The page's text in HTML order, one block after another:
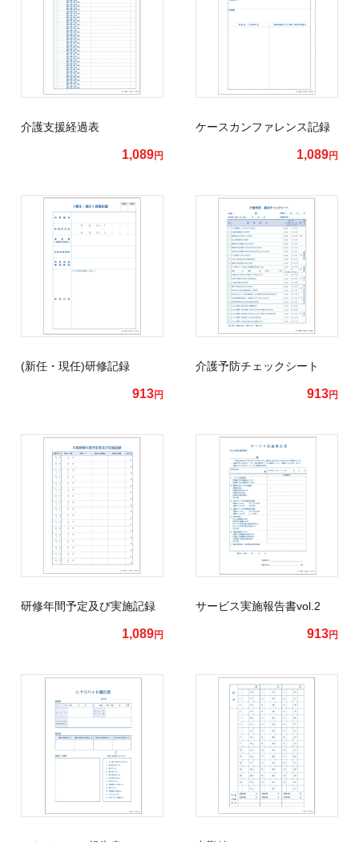
介護支援経過表
1,089円
ケースカンファレンス記録
1,089円
(新任・現任)研修記録
913円
介護予防チェックシート
913円
研修年間予定及び実施記録
1,089円
サービス実施報告書vol.2
913円